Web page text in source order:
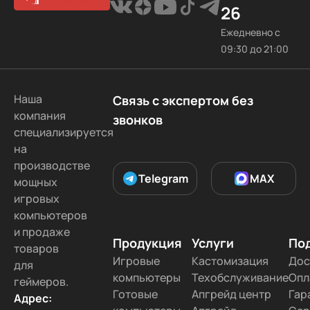
26
Ежедневно с
09:30 до 21:00
Наша
компания
специализируется
на
производстве
мощных
игровых
компьютеров
и продаже
товаров
для
геймеров.
Адрес:
Связь с экспертом без
звонков
Telegram MAX
Продукция
Игровые
компьютеры
Готовые
Услуги
Кастомизация
Техобслуживание
Апгрейд центр